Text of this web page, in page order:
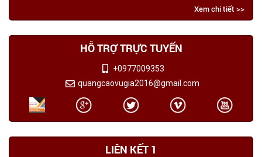
Xem chi tiết >>
HỖ TRỢ TRỰC TUYẾN
+0977009353
quangcaovugia2016@gmail.com
LIÊN KẾT 1